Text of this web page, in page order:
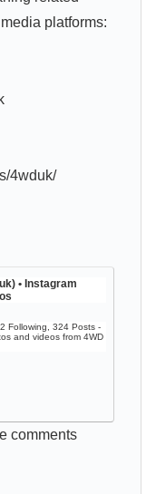
platforms:
4wduk/
• Instagram
Following, 324 Posts -
and videos from 4WD
comments